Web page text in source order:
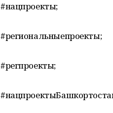
#нацпроекты;
#региональныепроекты;
#регпроекты;